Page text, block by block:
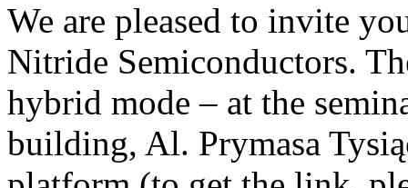
We are pleased to invite
Nitride Semiconductors.
hybrid mode – at the
building, Al. Prymasa